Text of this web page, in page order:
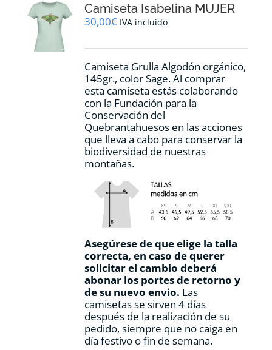
se
pueden
en
página
de
producto
Camiseta Isabelina MUJER
30,00€ IVA incluido
Camiseta Grulla Algodón orgánico,
145gr., color Sage. Al comprar
esta camiseta estás colaborando
con la Fundación para la
Conservación del
Quebrantahuesos en las acciones
que lleva a cabo para conservar la
biodiversidad de nuestras
montañas.
Asegúrese de que elige la talla
correcta, en caso de querer
solicitar el cambio deberá
abonar los portes de retorno y
de su nuevo envio. Las
camisetas se sirven 4 días
después de la realización de su
pedido, siempre que no caiga en
día festivo o fin de semana.